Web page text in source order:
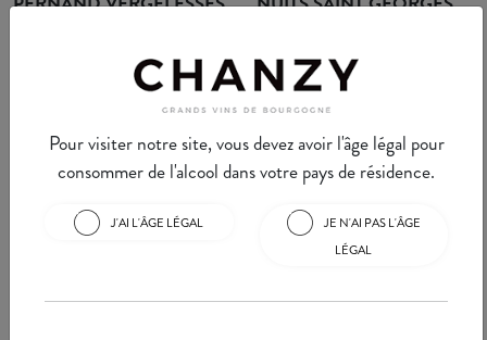
appellation située dans une
combe près d'Aloxe-Corton.
Cette commune de ...Voir
commune bien connue des
amateurs de vins de Bourgogne.
Nous y retrouvons ...
VOSNE ROMANEE
VOUGEOT
Pour visiter notre site, vous devez avoir l'âge légal pour
consommer de l'alcool dans votre pays de résidence.
J'AI L'ÂGE LÉGAL
JE N'AI PAS L'ÂGE
LÉGAL